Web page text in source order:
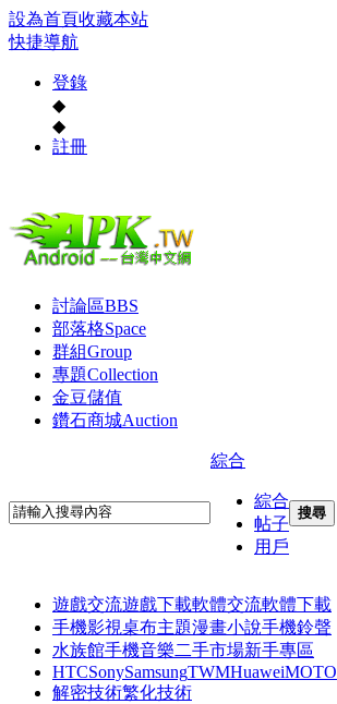
設為首頁收藏本站
快捷導航
登錄
◆
◆
註冊
討論區BBS
部落格Space
群組Group
專題Collection
金豆儲值
鑽石商城Auction
綜合
綜合
帖子
用戶
搜尋
遊戲交流遊戲下載軟體交流軟體下載
手機影視桌布主題漫畫小說手機鈴聲
水族館手機音樂二手市場新手專區
HTCSonySamsungTWMHuaweiMOTO
解密技術繁化技術